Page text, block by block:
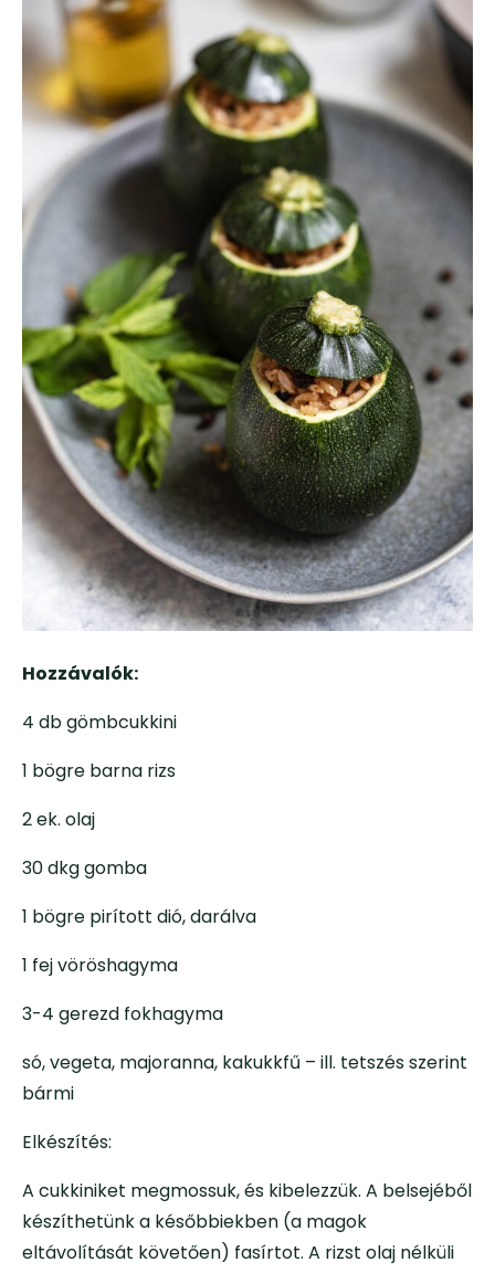
Hozzávalók:
4 db gömbcukkini
1 bögre barna rizs
2 ek. olaj
30 dkg gomba
1 bögre pirított dió, darálva
1 fej vöröshagyma
3-4 gerezd fokhagyma
só, vegeta, majoranna, kakukkfű – ill. tetszés szerint
bármi
Elkészítés:
A cukkiniket megmossuk, és kibelezzük. A belsejéből
készíthetünk a későbbiekben (a magok
eltávolítását követően) fasírtot. A rizst olaj nélküli